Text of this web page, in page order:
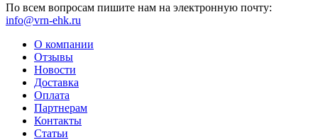
По всем вопросам пишите нам на электронную почту:
info@vrn-ehk.ru
О компании
Отзывы
Новости
Доставка
Оплата
Партнерам
Контакты
Статьи